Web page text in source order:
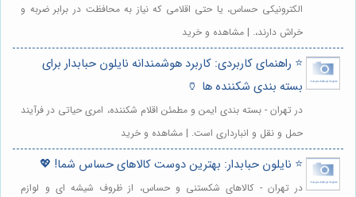
الکترونیکی حساس، یا حتی اقلامی که نیاز به محافظت در برابر ضربه و
خراش دارند،. | مشاهده و خرید
⭐️ راهنمای کاربردی: کاربرد هوشمندانه نایلون حبابدار برای
بسته بندی شکننده ها 🏺
در تهران - بسته بندی ایمن و مطمئن اقلام شکننده، امری حیاتی در فرآیند
حمل و نقل و انبارداری است. | مشاهده و خرید
⭐️ نایلون حبابدار: بهترین دوست کالاهای حساس شما! 💖
در تهران - کالاهای شکستنی و حساس، از ظروف شیشه ای و لوازم